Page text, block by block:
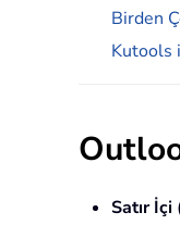
Birden
Kutools
Satır